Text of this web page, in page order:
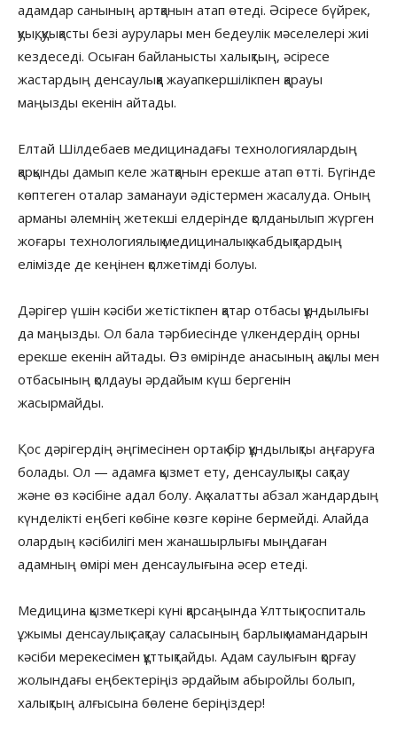
адамдар санының артқанын атап өтеді. Әсіресе бүйрек,
қуық, қуықасты безі аурулары мен бедеулік мәселелері жиі
кездеседі. Осыған байланысты халықтың, әсіресе
жастардың денсаулыққа жауапкершілікпен қарауы
маңызды екенін айтады.
Елтай Шілдебаев медицинадағы технологиялардың
қарқынды дамып келе жатқанын ерекше атап өтті. Бүгінде
көптеген оталар заманауи әдістермен жасалуда. Оның
арманы әлемнің жетекші елдерінде қолданылып жүрген
жоғары технологиялық медициналық жабдықтардың
елімізде де кеңінен қолжетімді болуы.
Дәрігер үшін кәсіби жетістікпен қатар отбасы құндылығы
да маңызды. Ол бала тәрбиесінде үлкендердің орны
ерекше екенін айтады. Өз өмірінде анасының ақылы мен
отбасының қолдауы әрдайым күш бергенін
жасырмайды.
Қос дәрігердің әңгімесінен ортақ бір құндылықты аңғаруға
болады. Ол — адамға қызмет ету, денсаулықты сақтау
және өз кәсібіне адал болу. Ақ халатты абзал жандардың
күнделікті еңбегі көбіне көзге көріне бермейді. Алайда
олардың кәсібилігі мен жанашырлығы мыңдаған
адамның өмірі мен денсаулығына әсер етеді.
Медицина қызметкері күні қарсаңында Ұлттық госпиталь
ұжымы денсаулық сақтау саласының барлық мамандарын
кәсіби мерекесімен құттықтайды. Адам саулығын қорғау
жолындағы еңбектеріңіз әрдайым абыройлы болып,
халықтың алғысына бөлене беріңіздер!